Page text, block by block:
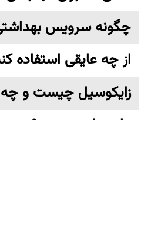
چگونه سرویس
از چه عایقی استفاده
زایکوسیل چیست و چه
عایق نانو چیست؟